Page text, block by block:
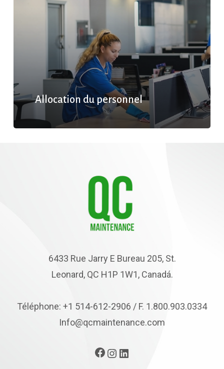
Allocation du personnel
6433 Rue Jarry E Bureau 205, St.
Leonard, QC H1P 1W1, Canadá.
Téléphone: +1 514-612-2906 / F. 1.800.903.0334
Info@qcmaintenance.com
Facebook
Instagram